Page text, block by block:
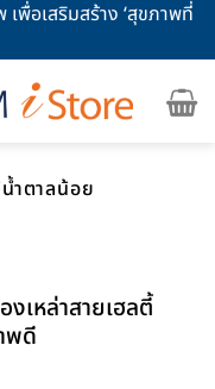
พื่อเสริมสร้าง ‘สุขภาพที่
ำตาลน้อย
เหล่าสายเฮลตี้
พดี